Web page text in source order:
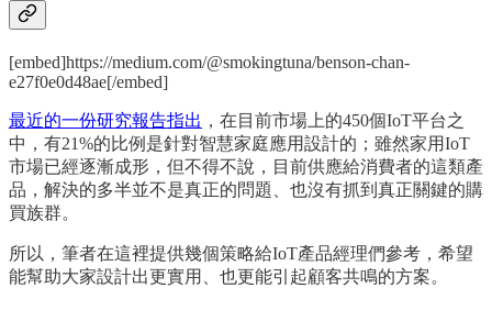
[embed]https://medium.com/@smokingtuna/benson-chan-
e27f0e0d48ae[/embed]
最近的一份研究報告指出 ，在目前市場上的450個IoT平台之
中，有21%的比例是針對智慧家庭應用設計的；雖然家用IoT
市場已經逐漸成形，但不得不說，目前供應給消費者的這類產
品，解決的多半並不是真正的問題、也沒有抓到真正關鍵的購
買族群。
所以，筆者在這裡提供幾個策略給IoT產品經理們參考，希望
能幫助大家設計出更實用、也更能引起顧客共鳴的方案。